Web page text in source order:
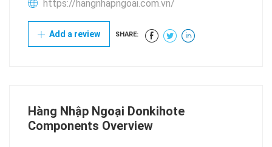
https://hangnhapngoai.com.vn/
Add a review SHARE:
Hàng Nhập Ngoại Donkihote
Components Overview